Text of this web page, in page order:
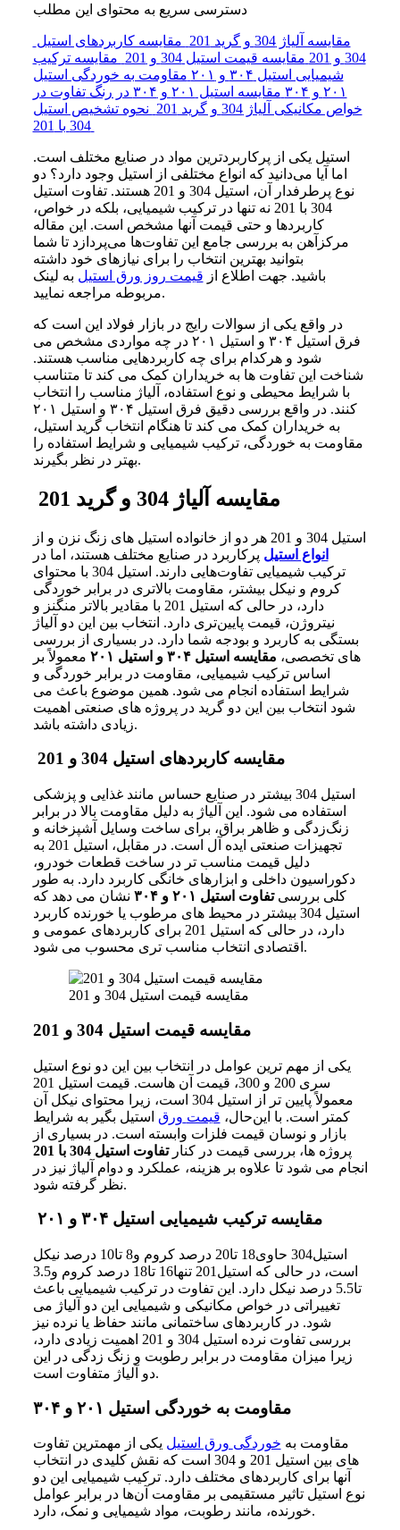
دسترسی سریع به محتوای این مطلب
مقایسه آلیاژ 304 و گرید 201
مقایسه کاربردهای استیل
304 و 201
مقایسه قیمت استیل 304 و 201
مقایسه ترکیب
شیمیایی استیل ۳۰۴ و ۲۰۱
مقاومت به خوردگی استیل
۲۰۱ و ۳۰۴
مقایسه استیل ۲۰۱ و ۳۰۴ در رنگ
تفاوت در
خواص مکانیکی آلیاژ 304 و گرید 201
نحوه تشخیص استیل
304 با 201
استیل یکی از پرکاربردترین مواد در صنایع مختلف است.
اما آیا می‌دانید که انواع مختلفی از استیل وجود دارد؟ دو
نوع پرطرفدار آن، استیل 304 و 201 هستند.
تفاوت استیل
304 با 201
نه‌ تنها در ترکیب شیمیایی، بلکه در خواص،
کاربردها و حتی قیمت آنها مشخص است. این مقاله
مرکزآهن به بررسی جامع این تفاوت‌ها می‌پردازد تا شما
بتوانید بهترین انتخاب را برای نیازهای خود داشته
باشید. جهت اطلاع از قیمت روز ورق استیل به لینک
مربوطه مراجعه نمایید.
در واقع یکی از سوالات رایج در بازار فولاد این است که
فرق استیل ۳۰۴ و استیل ۲۰۱ در چه مواردی مشخص می‌
شود و هرکدام برای چه کاربردهایی مناسب هستند.
شناخت این تفاوت‌ ها به خریداران کمک می‌ کند تا متناسب
با شرایط محیطی و نوع استفاده، آلیاژ مناسب را انتخاب
کنند. در واقع بررسی دقیق فرق استیل ۳۰۴ و استیل ۲۰۱
به خریداران کمک می‌ کند تا هنگام انتخاب گرید استیل،
مقاومت به خوردگی، ترکیب شیمیایی و شرایط استفاده را
بهتر در نظر بگیرند.
استیل 304 و 201 هر دو از خانواده استیل‌ های زنگ‌ نزن و از
انواع استیل پرکاربرد در صنایع مختلف هستند، اما در
ترکیب شیمیایی تفاوت‌هایی دارند. استیل 304 با
محتوای
کروم و نیکل بیشتر، مقاومت بالاتری در برابر خوردگی
دارد، در حالی که استیل 201 با مقادیر بالاتر منگنز و
نیتروژن، قیمت پایین‌تری دارد. انتخاب بین این دو آلیاژ
بستگی به کاربرد و بودجه شما دارد.در بسیاری از بررسی‌
های تخصصی، مقایسه استیل ۳۰۴ و استیل ۲۰۱
معمولاً بر
اساس ترکیب شیمیایی، مقاومت در برابر خوردگی و
شرایط استفاده انجام می‌ شود. همین موضوع باعث می‌
شود انتخاب بین این دو گرید در پروژه‌ های صنعتی اهمیت
زیادی داشته باشد.
مقایسه کاربردهای استیل 304 و 201
استیل 304 بیشتر در صنایع حساس مانند غذایی و پزشکی
استفاده می‌ شود. این آلیاژ به دلیل مقاومت بالا در برابر
زنگ‌زدگی و ظاهر براق، برای ساخت وسایل آشپزخانه و
تجهیزات صنعتی ایده‌ آل است. در مقابل، استیل 201 به
دلیل قیمت مناسب‌ تر در ساخت قطعات خودرو،
دکوراسیون داخلی و ابزارهای خانگی کاربرد دارد. به طور
کلی بررسیتفاوت استیل ۲۰۱ و ۳۰۴
نشان می‌ دهد که
استیل 304 بیشتر در محیط‌ های مرطوب یا خورنده کاربرد
دارد، در حالی که استیل 201 برای کاربردهای عمومی و
اقتصادی انتخاب مناسب‌ تری محسوب می‌ شود.
مقایسه قیمت استیل 304 و 201
یکی از مهم‌ ترین عوامل در انتخاب بین این دو نوع استیل
سری 200
و 300 ، قیمت آن‌ هاست. قیمت
استیل 201
معمولاً پایین‌ تر از استیل 304 است، زیرا محتوای نیکل آن
کمتر
است. با این‌حال، قیمت ورق استیل بگیر به شرایط
بازار و نوسان قیمت فلزات وابسته است.در بسیاری از
پروژه‌ ها، بررسی قیمت در کنارتفاوت استیل 304 با 201
انجام می‌ شود تا علاوه بر هزینه، عملکرد و دوام آلیاژ نیز در
نظر گرفته شود.
مقایسه ترکیب شیمیایی استیل ۳۰۴ و ۲۰۱
استیل304 حاوی18 تا20 درصد کروم و8 تا10 درصد
نیکل
است، در حالی که استیل201 تنها16 تا18 درصد کروم
و3.5
تا5.5 درصد
نیکل دارد. این تفاوت در ترکیب شیمیایی باعث
تغییراتی در خواص مکانیکی و شیمیایی این دو آلیاژ می‌
شود. در کاربردهای ساختمانی مانند حفاظ یا نرده نیز
بررسی تفاوت نرده استیل 304 و 201 اهمیت زیادی دارد،
زیرا میزان مقاومت در برابر رطوبت و زنگ‌ زدگی در این
دو آلیاژ متفاوت است.
مقاومت به خوردگی استیل ۲۰۱ و ۳۰۴
مقاومت به خوردگی ورق استیل یکی از مهمترین تفاوت‌
های بین استیل 201 و 304 است که نقش کلیدی در
انتخاب
آنها برای کاربردهای مختلف دارد. ترکیب شیمیایی این دو
نوع استیل تاثیر مستقیمی بر مقاومت آن‌ها در برابر
عوامل
خورنده، مانند رطوبت، مواد شیمیایی و نمک، دارد.